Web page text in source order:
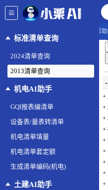
帮
标准清单查询
2024清单查询
2013清单查询
机电AI助手
GQI报表编清单
设备表/量表转清单
机电清单填量
机电清单套定额
生成清单编码(机电)
土建AI助手